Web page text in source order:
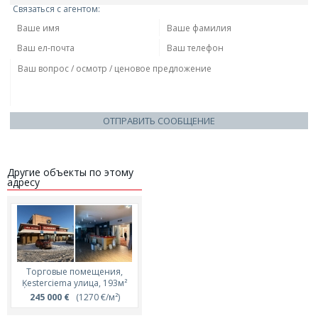
Связаться с агентом:
ОТПРАВИТЬ СООБЩЕНИЕ
Другие объекты по этому
адресу
Торговые помещения,
Ķesterciema улица, 193м²
245 000 €(1270 €/м²)